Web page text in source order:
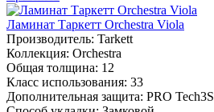
Ламинат Таркетт Orchestra Viola
Производитель: Tarkett
Коллекция: Orchestra
Общая толщина: 12
Класс использования: 33
Дополнительная защита: PRO Tech3S